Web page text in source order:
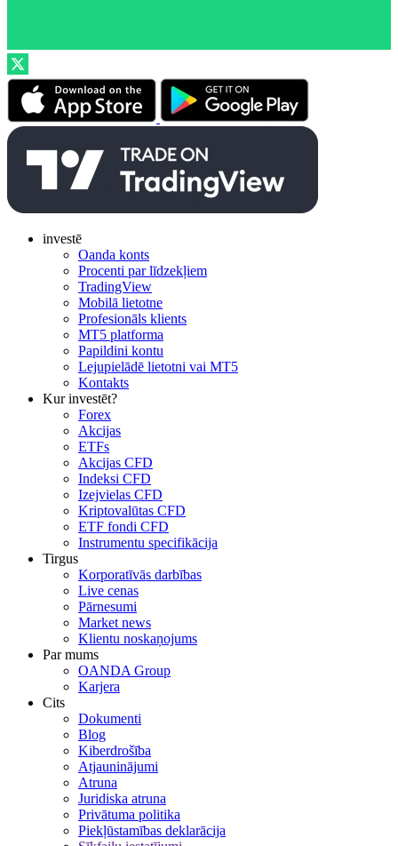
investē
Oanda konts
Procenti par līdzekļiem
TradingView
Mobilā lietotne
Profesionāls klients
MT5 platforma
Papildini kontu
Lejupielādē lietotni vai MT5
Kontakts
Kur investēt?
Forex
Akcijas
ETFs
Akcijas CFD
Indeksi CFD
Izejvielas CFD
Kriptovalūtas CFD
ETF fondi CFD
Instrumentu specifikācija
Tirgus
Korporatīvās darbības
Live cenas
Pārnesumi
Market news
Klientu noskaņojums
Par mums
OANDA Group
Karjera
Cits
Dokumenti
Blog
Kiberdrošība
Atjauninājumi
Atruna
Juridiska atruna
Privātuma politika
Piekļūstamības deklarācija